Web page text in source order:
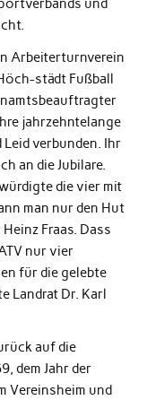
und
Arbeiterturnverein
städt Fußball
jahrzehntelange
Leid verbunden. Ihr
an die Jubilare.
die vier mit
man nur den Hut
Fraas. Dass
nur vier
für die gelebte
Landrat Dr. Karl
auf die
dem Jahr der
Vereinsheim und